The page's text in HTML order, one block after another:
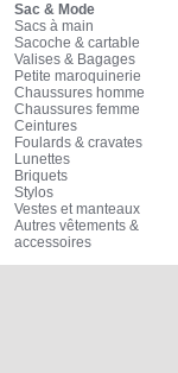
Sac & Mode
Sacs à main
Sacoche & cartable
Valises & Bagages
Petite maroquinerie
Chaussures homme
Chaussures femme
Ceintures
Foulards & cravates
Lunettes
Briquets
Stylos
Vestes et manteaux
Autres vêtements &
accessoires